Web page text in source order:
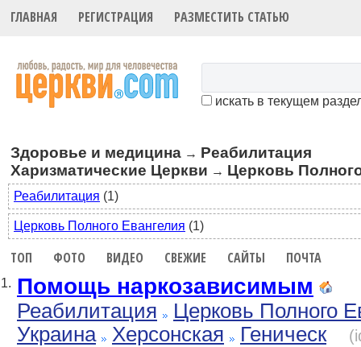
ГЛАВНАЯ РЕГИСТРАЦИЯ РАЗМЕСТИТЬ СТАТЬЮ
искать в текущем
Здоровье и медицина → Реабилитация
Харизматические Церкви → Церковь
Реабилитация (1)
Церковь Полного Евангелия (1)
ТОП ФОТО ВИДЕО СВЕЖИЕ САЙТЫ ПОЧТА
1. Помощь наркозависимым
Реабилитация
Церковь Полного
Украина
Херсонская Геническ